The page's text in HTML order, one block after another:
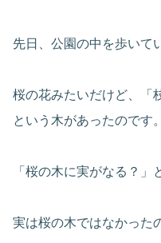
先日、公園の中を歩いて
桜の花みたいだけど、「
という木があったのです。
「桜の木に実がなる？」
実は桜の木ではなかっ